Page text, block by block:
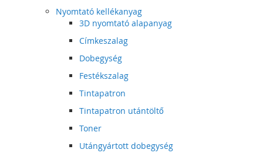
Nyomtató kellékanyag
3D nyomtató alapanyag
Címkeszalag
Dobegység
Festékszalag
Tintapatron
Tintapatron utántöltő
Toner
Utángyártott dobegység